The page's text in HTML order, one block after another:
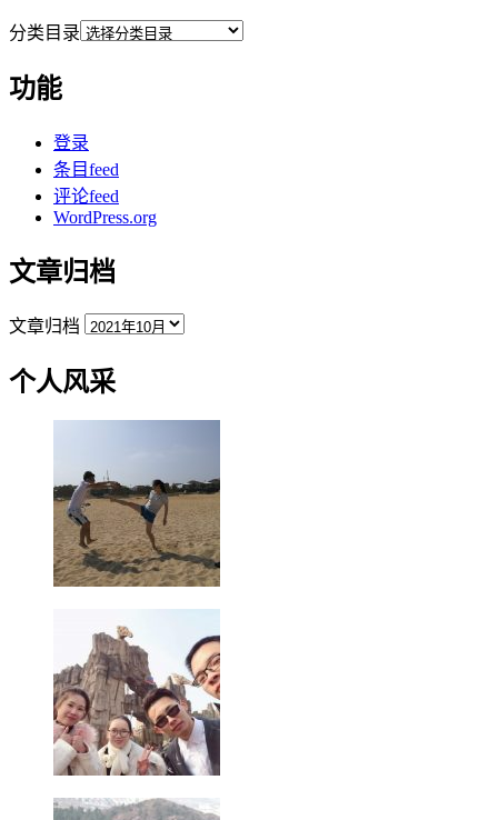
分类目录
功能
登录
条目feed
评论feed
WordPress.org
文章归档
文章归档
个人风采